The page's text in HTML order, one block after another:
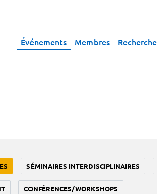
Événements Membres Recherche
SÉMINAIRES INTERDISCIPLINAIRES
CONFÉRENCES/WORKSHOPS